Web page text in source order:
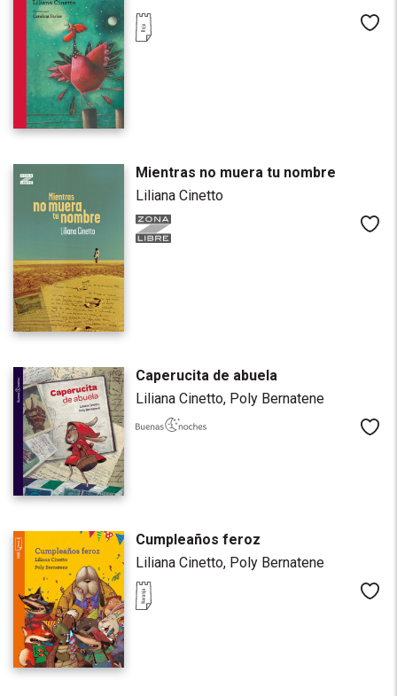
Mientras no muera tu nombre
Liliana Cinetto
Caperucita de abuela
Liliana Cinetto, Poly Bernatene
Cumpleaños feroz
Liliana Cinetto, Poly Bernatene